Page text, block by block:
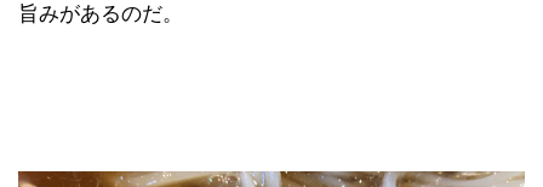
旨みがあるのだ。